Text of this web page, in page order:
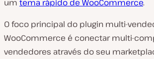
um tema rápido de WooCommerce.
O foco principal do plugin multi-
WooCommerce é conectar multi-
vendedores através do seu